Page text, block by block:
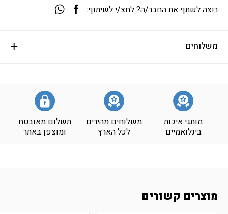
משלוחים
מותגי איכות
בינלואמיים
משלוחים מהירים
לכל הארץ
תשלום מאובטח
ומוצפן באתר
רוצה לשתף את החבר/ה? לחצ/י לשיתוף:
מוצרים קשורים